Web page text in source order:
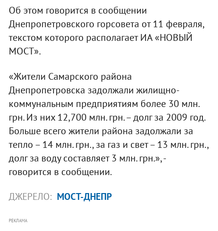
Об этом говорится в сообщении
Днепропетровского горсовета от 11 февраля,
текстом которого располагает ИА «НОВЫЙ
МОСТ».
«Жители Самарского района
Днепропетровска задолжали жилищно-
коммунальным предприятиям более 30 млн.
грн. Из них 12,700 млн. грн. – долг за 2009 год.
Больше всего жители района задолжали за
тепло – 14 млн. грн., за газ и свет – 13 млн. грн.,
долг за воду составляет 3 млн. грн.», -
говорится в сообщении.
ДЖЕРЕЛО: МОСТ-ДНЕПР
РЕКЛАМА